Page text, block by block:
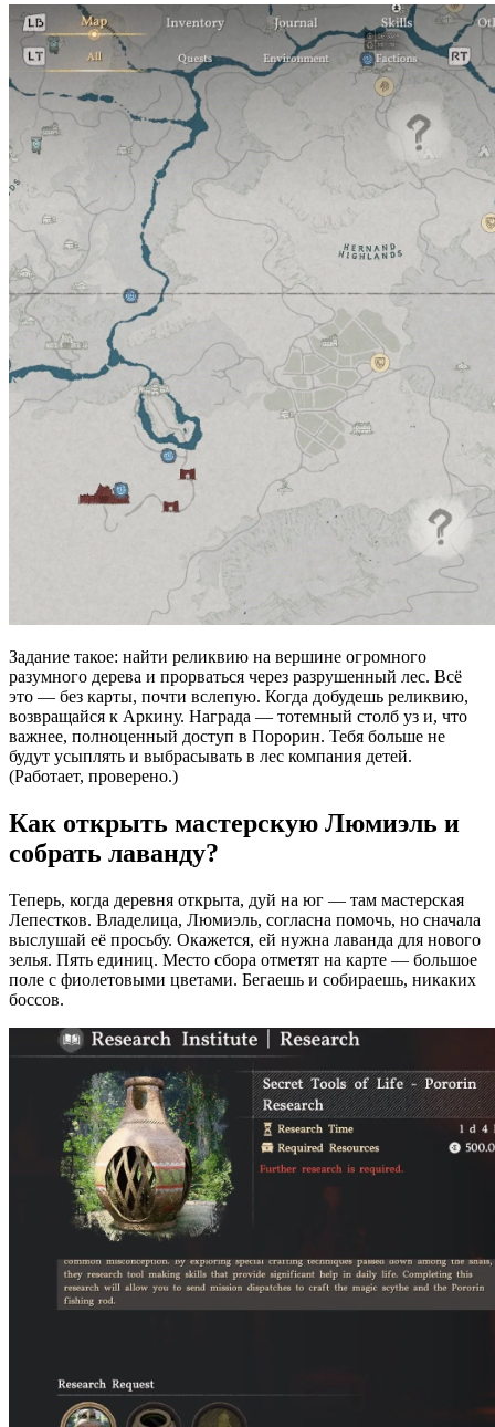
Задание такое: найти реликвию на вершине огромного
разумного дерева и прорваться через разрушенный лес. Всё
это — без карты, почти вслепую. Когда добудешь реликвию,
возвращайся к Аркину. Награда — тотемный столб уз и, что
важнее, полноценный доступ в Порорин. Тебя больше не
будут усыплять и выбрасывать в лес компания детей.
(Работает, проверено.)
Как открыть мастерскую Люмиэль и
собрать лаванду?
Теперь, когда деревня открыта, дуй на юг — там мастерская
Лепестков. Владелица, Люмиэль, согласна помочь, но сначала
выслушай её просьбу. Окажется, ей нужна лаванда для нового
зелья. Пять единиц. Место сбора отметят на карте — большое
поле с фиолетовыми цветами. Бегаешь и собираешь, никаких
боссов.